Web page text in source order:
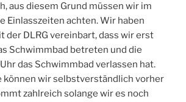
aus diesem Grund müssen wir im
Einlasszeiten achten. Wir haben
der DLRG vereinbart, dass wir erst
Schwimmbad betreten und die
das Schwimmbad verlassen hat.
können wir selbstverständlich vorher
zahlreich solange wir es noch